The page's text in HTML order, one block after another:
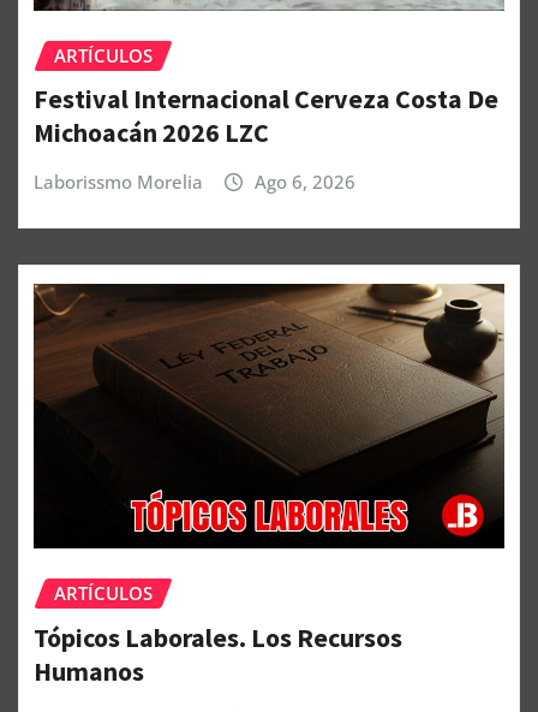
ARTÍCULOS
Festival Internacional Cerveza Costa De
Michoacán 2026 LZC
Laborissmo Morelia Ago 6, 2026
ARTÍCULOS
Tópicos Laborales. Los Recursos
Humanos